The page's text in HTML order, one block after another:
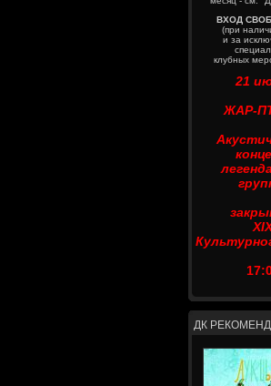
ВХОД
(при
и за
клубных
21
ЖАР-
ДК